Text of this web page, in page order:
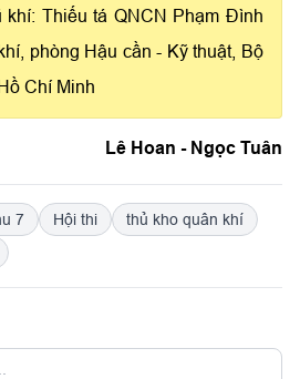
Thiếu tá QNCN Phạm Đình
phòng Hậu cần - Kỹ thuật, Bộ
Chí Minh
Lê Hoan - Ngọc Tuân
7 Hội thi
thủ kho quân khí